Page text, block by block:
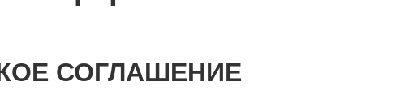
СОГЛАШЕНИЕ